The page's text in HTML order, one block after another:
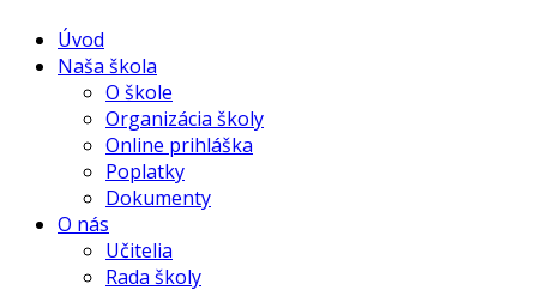
Úvod
Naša škola
O škole
Organizácia školy
Online prihláška
Poplatky
Dokumenty
O nás
Učitelia
Rada školy